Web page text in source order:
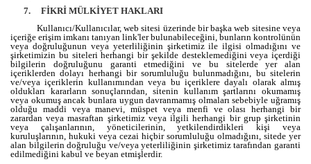
7.
FİKRİ MÜLKİYET HAKLARI
Kullanıcı/Kullanıcılar, web sitesi üzerinde bir başka web sitesine veya
içeriğe erişim imkanı tanıyan link'ler bulunabileceğini, bunların kontrolünün
veya doğruluğunun veya yeterliliğinin şirketimiz ile ilgisi olmadığını ve
şirketimizin bu siteleri herhangi bir şekilde desteklemediğini veya içerdiği
bilgilerin doğruluğunu garanti etmediğini ve bu sitelerde yer alan
içeriklerden dolayı herhangi bir sorumluluğu bulunmadığını, bu sitelerin
ve/veya içeriklerin kullanımından veya bu içeriklere dayalı olarak almış
oldukları kararların sonuçlarından, sitenin kullanım şartlarını okumamış
veya okumuş ancak bunlara uygun davranmamış olmaları sebebiyle uğramış
olduğu maddi veya manevi, müspet veya menfi ve olası herhangi bir
zarardan veya masraftan şirketimiz veya ilgili herhangi bir grup şirketinin
veya çalışanlarının, yöneticilerinin, yetkilendirdikleri kişi veya
kuruluşlarının, hukuki veya cezai hiçbir sorumluluğu olmadığını, sitede yer
alan bilgilerin doğruluğu ve/veya yeterliliğinin şirketimiz tarafından garanti
edilmediğini kabul ve beyan etmişlerdir.